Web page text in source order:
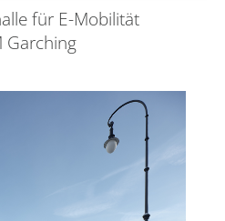
für E-Mobilität
Garching